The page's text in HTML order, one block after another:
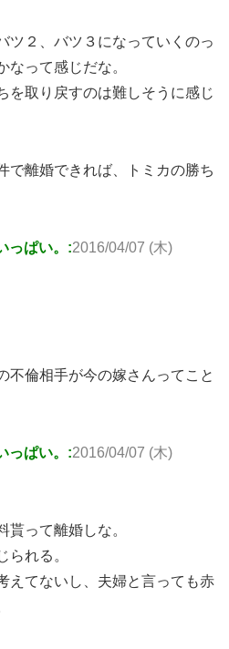
ツ２、バツ３になっていくのっ
なって感じだな。
を取り戻すのは難しそうに感じ
で離婚できれば、トミカの勝ち
っぱい。:2016/04/07 (木)
不倫相手が今の嫁さんってこと
っぱい。:2016/04/07 (木)
貰って離婚しな。
られる。
えてないし、夫婦と言っても赤